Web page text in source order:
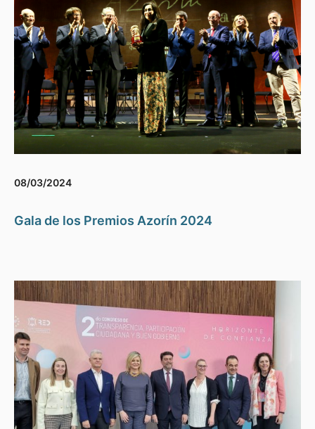
08/03/2024
Gala de los Premios Azorín 2024